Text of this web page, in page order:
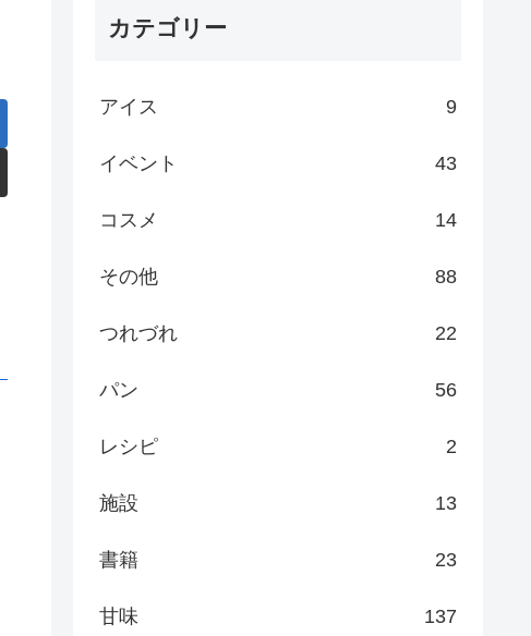
カテゴリー
アイス 9
イベント 43
コスメ 14
その他 88
つれづれ 22
パン 56
レシピ 2
施設 13
書籍 23
甘味 137